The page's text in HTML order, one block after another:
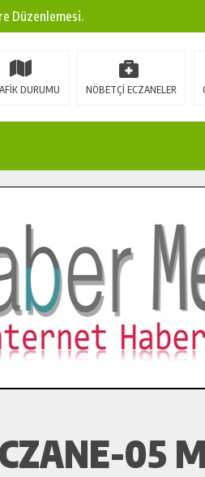
Düzenlemesi.
Katkı Sağlayacak.
DURUMU NÖBETÇİ ECZANELER
05